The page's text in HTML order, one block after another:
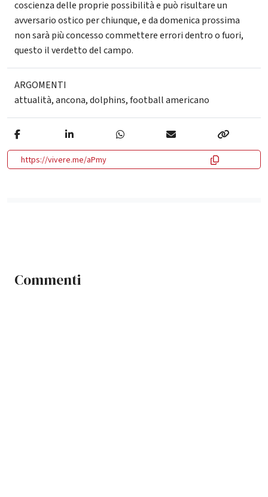
coscienza delle proprie possibilità e può risultare un
avversario ostico per chiunque, e da domenica prossima
non sarà più concesso commettere errori dentro o fuori,
questo il verdetto del campo.
ARGOMENTI
attualità,ancona,dolphins,football americano
https://vivere.me/aPmy
Commenti